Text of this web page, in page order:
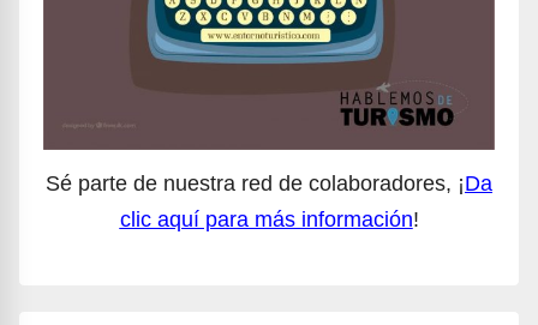
Sé parte de nuestra red de colaboradores, ¡Da
clic aquí para más información!